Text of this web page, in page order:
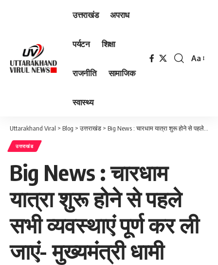
उत्तराखंड अपराध
पर्यटन शिक्षा
राजनीति सामाजिक
स्वास्थ्य
Font
Aa
Uttarakhand Viral > Blog >उत्तराखंड > Big News : चारधाम यात्रा शुरू होने से पहले सभी व्यवस्थाएं पूर्ण कर ली जाएं- मुख्यमंत्री धामी
उत्तराखंड
Big News : चारधाम
यात्रा शुरू होने से पहले
सभी व्यवस्थाएं पूर्ण कर ली
जाएं- मुख्यमंत्री धामी